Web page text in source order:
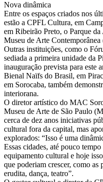
Nova dinâmica
Entre os espaços criados nos
estão a CPFL Cultura, em
em Ribeirão Preto, o Parque
Museu de Arte
Outras instituições, como o
sediada a primeira unidade da
inauguração prevista para este
Bienal Naïfs do Brasil, em
em Sorocaba, também
interiorana.
O diretor artístico do MAC
Museu de Arte de São Paulo
cerca de dez anos iniciativas
cultural fora da capital, mas
explorados: “Isso é uma
Essas cidades, até pouco
equipamento cultural e hoje
que poderiam crescer, como as
erudita, dança, teatro”.